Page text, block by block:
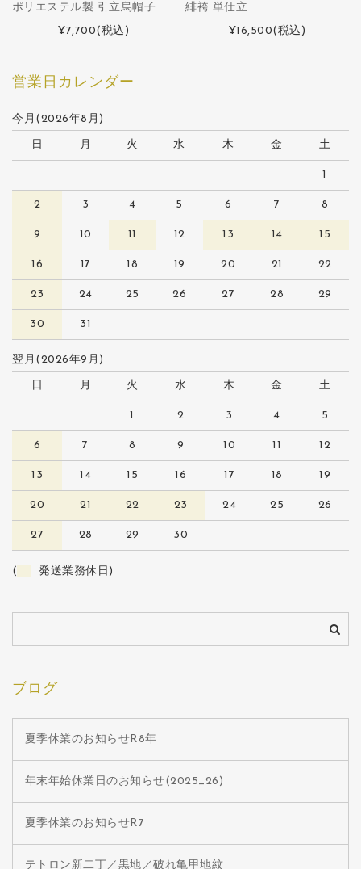
ポリエステル製 引立烏帽子
¥7,700(税込)
緋袴 単仕立
¥16,500(税込)
営業日カレンダー
今月(2026年8月)
日 月 火 水 木 金 土
1
2 3 4 5 6 7 8
9 10 11 12 13 14 15
16 17 18 19 20 21 22
23 24 25 26 27 28 29
30 31
翌月(2026年9月)
日 月 火 水 木 金 土
1 2 3 4 5
6 7 8 9 10 11 12
13 14 15 16 17 18 19
20 21 22 23 24 25 26
27 28 29 30
( 発送業務休日)
ブログ
夏季休業のお知らせR8年
年末年始休業日のお知らせ(2025_26)
夏季休業のお知らせR7
テトロン新二丁／黒地／破れ亀甲地紋